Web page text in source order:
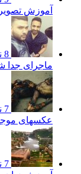
آموزش
8 نظر
ماجرای
7 نظر
عکسهای
7 نظر